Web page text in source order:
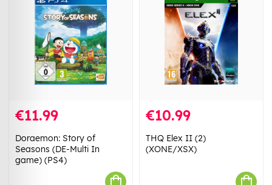
€11.99
Doraemon: Story of
Seasons (DE-Multi In
game) (PS4)
€10.99
THQ Elex II (2)
(XONE/XSX)